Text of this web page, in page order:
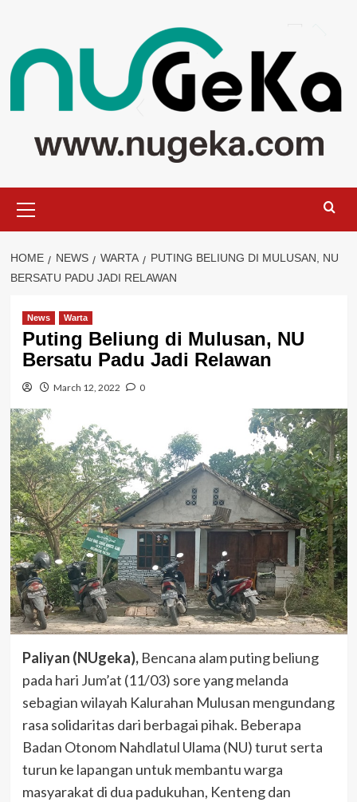
content
Menu
HOME NEWS WARTA
PUTING BELIUNG DI MULUSAN, NU
BERSATU PADU JADI RELAWAN
News Warta
Puting Beliung di Mulusan, NU
Bersatu Padu Jadi Relawan
March 12, 2022 0
Paliyan (NUgeka), Bencana alam puting beliung
pada hari Jum’at (11/03) sore yang melanda
sebagian wilayah Kalurahan Mulusan mengundang
rasa solidaritas dari berbagai pihak. Beberapa
Badan Otonom Nahdlatul Ulama (NU) turut serta
turun ke lapangan untuk membantu warga
masyarakat di dua padukuhan, Kenteng dan